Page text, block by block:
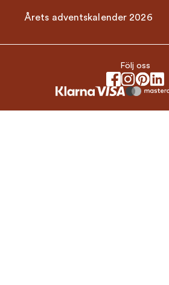
Årets adventskalender 2026
Följ oss